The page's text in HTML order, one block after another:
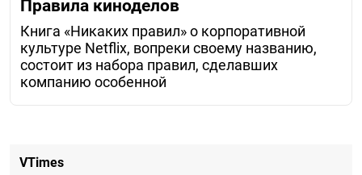
Правила киноделов
Книга «Никаких правил» о корпоративной
культуре Netflix, вопреки своему названию,
состоит из набора правил, сделавших
компанию особенной
VTimes